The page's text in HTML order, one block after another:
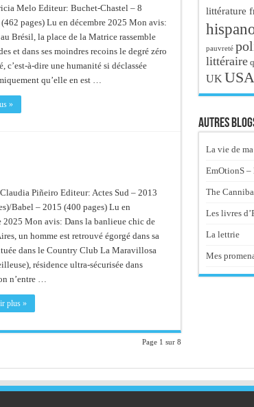
Melo Editeur: Buchet-Chastel – 8
pages) Lu en décembre 2025 Mon avis:
Brésil, la place de la Matrice rassemble
et dans ses moindres recoins le degré zéro
c’est-à-dire une humanité si déclassée
qu’elle en est …
»
Piñeiro Editeur: Actes Sud – 2013
Babel – 2015 (400 pages) Lu en
2025 Mon avis: Dans la banlieue chic de
un homme est retrouvé égorgé dans sa
dans le Country Club La Maravillosa
résidence ultra-sécurisée dans
n’entre …
plus »
Page 1 sur 8
littérature
pauvreté
littéraire
UK USA
Autres
La vie de
EmOtionS
The
Les livres
La lettrie
Mes